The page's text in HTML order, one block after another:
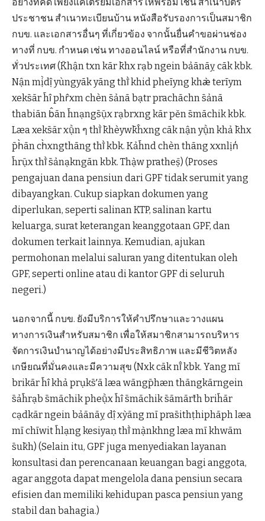
ประชาชน สำเนาทะเบียนบ้าน หนังสือรับรองการเป็นสมาชิก
กบข. และเอกสารอื่นๆ ที่เกี่ยวข้อง จากนั้นยื่นคำขอผ่านช่อง
ทางที่ กบข. กำหนด เช่น ทางออนไลน์ หรือที่สำนักงาน กบข.
ทั่วประเทศ (K̄hận txn kār k̄hx rạb ngein bảānāỵ cāk kbk.
Nận mị̀dị̂ yùngyāk yāng thī̀ khid pheīyng khæ̀ terīym
xeks̄ār h̄ı̂ phr̂xm chèn s̄ảnā bạtr prachāchn s̄ảnā
thabiān b̂ān h̄nạngs̄ụ̄x rạbrxng kār pĕn s̄māchik kbk.
Læa xeks̄ār xụ̄̀n ๆ thī̀ k̄hèywk̄ĥxng cāk nận yụ̄̀n khả k̄hx
p̄h̀ān ch̀xngthāng thī̀ kbk. Kảh̄nd chèn thāng xxnlịn̒
h̄rụ̄x thī̀ s̄ảnạkngān kbk. Thạ̀w pratheṣ̄) (Proses
pengajuan dana pensiun dari GPF tidak serumit yang
dibayangkan. Cukup siapkan dokumen yang
diperlukan, seperti salinan KTP, salinan kartu
keluarga, surat keterangan keanggotaan GPF, dan
dokumen terkait lainnya. Kemudian, ajukan
permohonan melalui saluran yang ditentukan oleh
GPF, seperti online atau di kantor GPF di seluruh
negeri.)
นอกจากนี้ กบข. ยังมีบริการให้คำปรึกษาและวางแผน
ทางการเงินสำหรับสมาชิก เพื่อให้สมาชิกสามารถบริหาร
จัดการเงินบำนาญได้อย่างมีประสิทธิภาพ และมีชีวิตหลัง
เกษียณที่มั่นคงและมีความสุข (Nxk cāk nī̂ kbk. Yang mī
brikār h̄ı̂ khả prụks̄ʹā læa wāngp̄hæn thāngkārngein
s̄ảh̄rạb s̄māchik pheụ̄̀x h̄ı̂ s̄māchik s̄āmārt̄h brih̄ār
cạdkār ngein bảānāỵ dị̂ xỳāng mī pras̄ithṭhiphāph læa
mī chīwit h̄lạng kesiyaṇ thī̀ mạ̀nkhng læa mī khwām
s̄uk̄h) (Selain itu, GPF juga menyediakan layanan
konsultasi dan perencanaan keuangan bagi anggota,
agar anggota dapat mengelola dana pensiun secara
efisien dan memiliki kehidupan pasca pensiun yang
stabil dan bahagia.)